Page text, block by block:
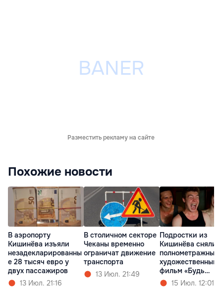
Разместить рекламу на сайте
Похожие новости
В аэропорту
Кишинёва изъяли
незадекларированны
е 28 тысяч евро у
двух пассажиров
13 Июл. 21:16
В столичном секторе
Чеканы временно
ограничат движение
транспорта
13 Июл. 21:49
Подростки из
Кишинёва сняли
полнометражный
художественный
фильм «Будь
Золотым»
15 Июл. 12:01